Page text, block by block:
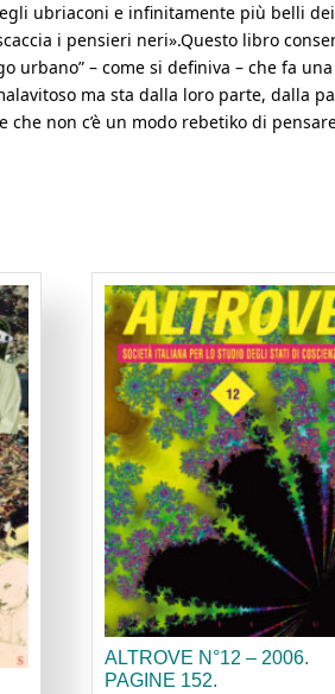
ubriaconi e infinitamente più belli
i pensieri neri».Questo libro
urbano” – come si definiva – che fa
ma sta dalla loro parte, dalla
non c’è un modo rebetiko di
ALTROVE N°12 – 2006.
PAGINE 152.